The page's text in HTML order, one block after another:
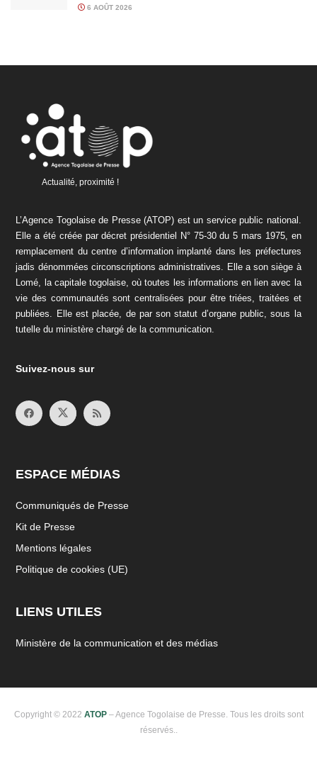
6 AOÛT 2026
Actualité, proximité !
L’Agence Togolaise de Presse (ATOP) est un service public national.
Elle a été créée par décret présidentiel N° 75-30 du 5 mars 1975, en
remplacement du centre d’information implanté dans les préfectures
jadis dénommées circonscriptions administratives. Elle a son siège à
Lomé, la capitale togolaise, où toutes les informations en lien avec la
vie des communautés sont centralisées pour être triées, traitées et
publiées. Elle est placée, de par son statut d’organe public, sous la
tutelle du ministère chargé de la communication.
Suivez-nous sur
ESPACE MÉDIAS
Communiqués de Presse
Kit de Presse
Mentions légales
Politique de cookies (UE)
LIENS UTILES
Ministère de la communication et des médias
Copyright © 2022 ATOP– Agence Togolaise de Presse. Tous les droits sont
réservés..